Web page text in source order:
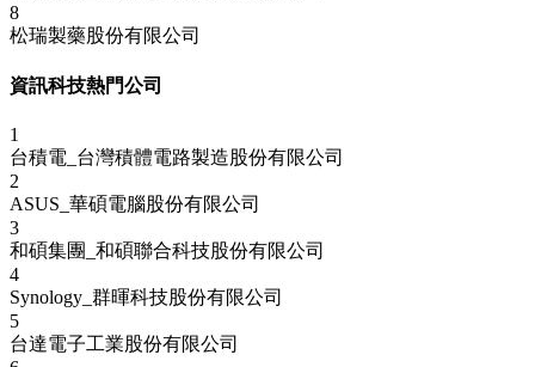
8
松瑞製藥股份有限公司
資訊科技熱門公司
1
台積電_台灣積體電路製造股份有限公司
2
ASUS_華碩電腦股份有限公司
3
和碩集團_和碩聯合科技股份有限公司
4
Synology_群暉科技股份有限公司
5
台達電子工業股份有限公司